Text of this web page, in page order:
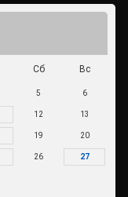
Сб Вс
5 6
12 13
19 20
26 27